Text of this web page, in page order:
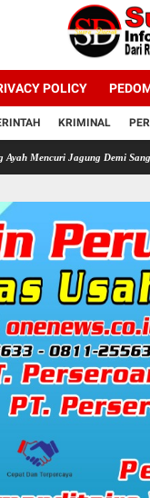
POLICY
KRIMINAL
Jagung Demi Sang Buah